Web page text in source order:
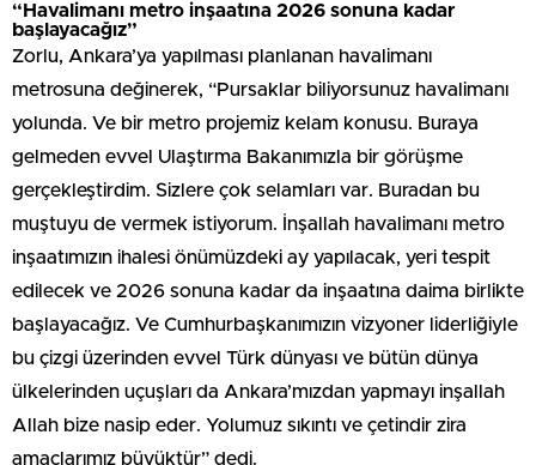
“Havalimanı metro inşaatına 2026 sonuna kadar
başlayacağız”
Zorlu, Ankara’ya yapılması planlanan havalimanı
metrosuna değinerek, “Pursaklar biliyorsunuz havalimanı
yolunda. Ve bir metro projemiz kelam konusu. Buraya
gelmeden evvel Ulaştırma Bakanımızla bir görüşme
gerçekleştirdim. Sizlere çok selamları var. Buradan bu
muştuyu de vermek istiyorum. İnşallah havalimanı metro
inşaatımızın ihalesi önümüzdeki ay yapılacak, yeri tespit
edilecek ve 2026 sonuna kadar da inşaatına daima birlikte
başlayacağız. Ve Cumhurbaşkanımızın vizyoner liderliğiyle
bu çizgi üzerinden evvel Türk dünyası ve bütün dünya
ülkelerinden uçuşları da Ankara’mızdan yapmayı inşallah
Allah bize nasip eder. Yolumuz sıkıntı ve çetindir zira
amaçlarımız büyüktür” dedi.